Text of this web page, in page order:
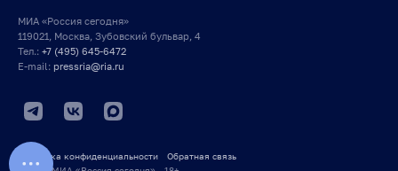
МИА «Россия сегодня»
119021, Москва, Зубовский бульвар, 4
Тел.: +7 (495) 645-6472
E-mail: pressria@ria.ru
Политика конфиденциальности
Обратная связь